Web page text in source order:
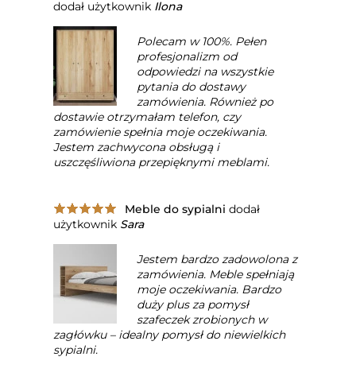
dodał użytkownik Ilona
Polecam w 100%. Pełen
profesjonalizm od
odpowiedzi na wszystkie
pytania do dostawy
zamówienia. Również po
dostawie otrzymałam telefon, czy
zamówienie spełnia moje oczekiwania.
Jestem zachwycona obsługą i
uszczęśliwiona przepięknymi meblami.
Meble do sypialni dodał
użytkownik Sara
Jestem bardzo zadowolona z
zamówienia. Meble spełniają
moje oczekiwania. Bardzo
duży plus za pomysł
szafeczek zrobionych w
zagłówku – idealny pomysł do niewielkich
sypialni.